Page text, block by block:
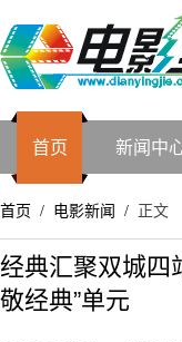
首页 新闻中
首页 / 电影新闻 / 正文
经典汇聚双城四
敬经典”单元